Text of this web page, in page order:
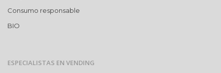
Consumo responsable
BIO
ESPECIALISTAS EN VENDING